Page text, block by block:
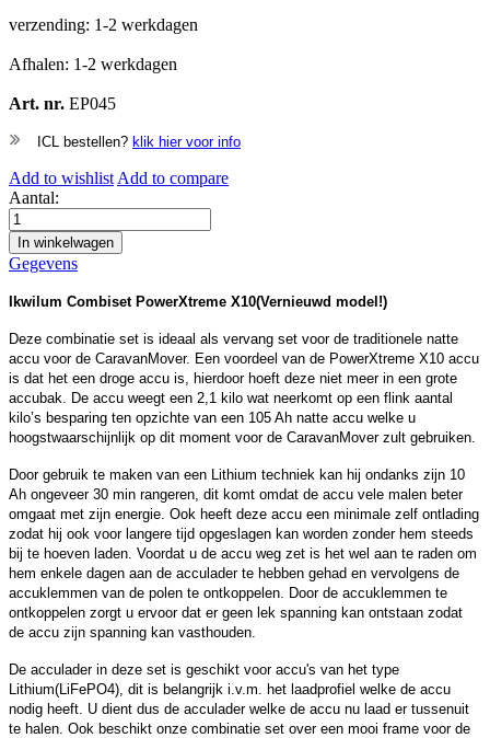
verzending: 1-2 werkdagen
Afhalen: 1-2 werkdagen
Art. nr. EP045
ICL bestellen? klik hier voor info
Add to wishlist Add to compare
Aantal:
In winkelwagen
Gegevens
Ikwilum Combiset PowerXtreme X10(Vernieuwd model!)
Deze combinatie set is ideaal als vervang set voor de traditionele natte
accu voor de CaravanMover. Een voordeel van de PowerXtreme X10 accu
is dat het een droge accu is, hierdoor hoeft deze niet meer in een grote
accubak. De accu weegt een 2,1 kilo wat neerkomt op een flink aantal
kilo’s besparing ten opzichte van een 105 Ah natte accu welke u
hoogstwaarschijnlijk op dit moment voor de CaravanMover zult gebruiken.
Door gebruik te maken van een Lithium techniek kan hij ondanks zijn 10
Ah ongeveer 30 min rangeren, dit komt omdat de accu vele malen beter
omgaat met zijn energie. Ook heeft deze accu een minimale zelf ontlading
zodat hij ook voor langere tijd opgeslagen kan worden zonder hem steeds
bij te hoeven laden. Voordat u de accu weg zet is het wel aan te raden om
hem enkele dagen aan de acculader te hebben gehad en vervolgens de
accuklemmen van de polen te ontkoppelen. Door de accuklemmen te
ontkoppelen zorgt u ervoor dat er geen lek spanning kan ontstaan zodat
de accu zijn spanning kan vasthouden.
De acculader in deze set is geschikt voor accu's van het type
Lithium(LiFePO4), dit is belangrijk i.v.m. het laadprofiel welke de accu
nodig heeft. U dient dus de acculader welke de accu nu laad er tussenuit
te halen. Ook beschikt onze combinatie set over een mooi frame voor de